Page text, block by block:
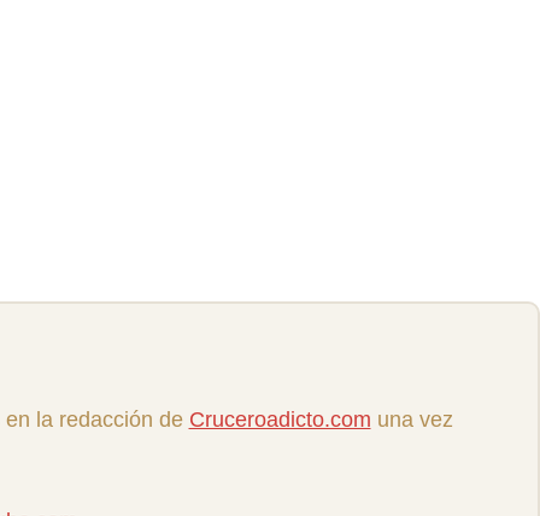
la redacción de Cruceroadicto.com una vez